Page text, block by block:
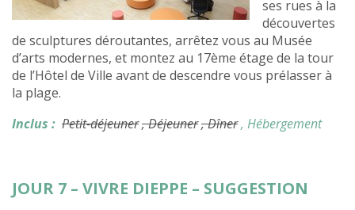
ses rues à la
découvertes
de sculptures déroutantes, arrêtez vous au Musée
d’arts modernes, et montez au 17ème étage de la tour
de l’Hôtel de Ville avant de descendre vous prélasser à
la plage.
Inclus : Petit-déjeuner, Déjeuner, Dîner, Hébergement
JOUR 7 – VIVRE DIEPPE – SUGGESTION